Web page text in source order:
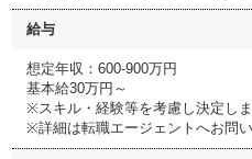
給与
想定年収：600-900万円
基本給30万円～
※スキル・経験等を考慮し決定しま
※詳細は転職エージェントへお問い